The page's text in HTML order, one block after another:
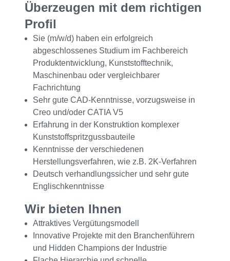
Überzeugen mit dem richtigen
Profil
Sie (m/w/d) haben ein erfolgreich
abgeschlossenes Studium im Fachbereich
Produktentwicklung, Kunststofftechnik,
Maschinenbau oder vergleichbarer
Fachrichtung
Sehr gute CAD-Kenntnisse, vorzugsweise in
Creo und/oder CATIA V5
Erfahrung in der Konstruktion komplexer
Kunststoffspritzgussbauteile
Kenntnisse der verschiedenen
Herstellungsverfahren, wie z.B. 2K-Verfahren
Deutsch verhandlungssicher und sehr gute
Englischkenntnisse
Wir bieten Ihnen
Attraktives Vergütungsmodell
Innovative Projekte mit den Branchenführern
und Hidden Champions der Industrie